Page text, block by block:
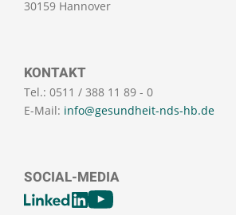
30159 Hannover
KONTAKT
Tel.: 0511 / 388 11 89 - 0
E-Mail: info@gesundheit-nds-hb.de
SOCIAL-MEDIA
[SOCIALLINKSTITLE]